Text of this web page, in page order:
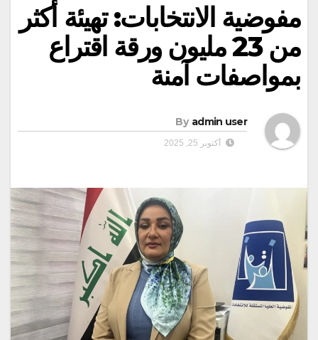
مفوضية الانتخابات: تهيئة أكثر
من 23 مليون ورقة اقتراع
بمواصفات آمنة
By admin user
أكتوبر 25, 2025